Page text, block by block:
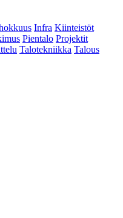
Infra Kiinteistöt
Pientalo Projektit
Talotekniikka Talous